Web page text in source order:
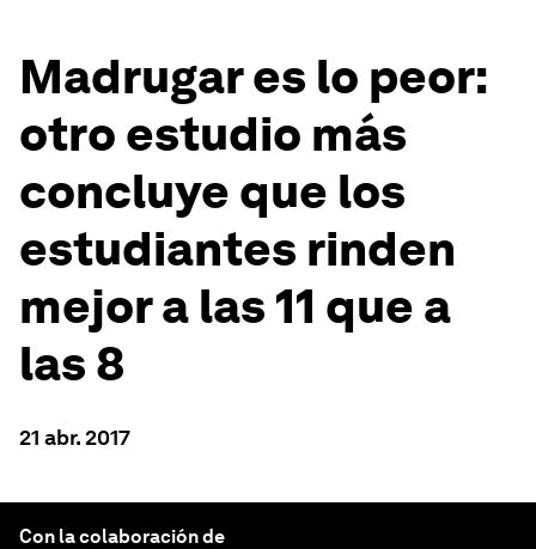
Madrugar es lo peor:
otro estudio más
concluye que los
estudiantes rinden
mejor a las 11 que a
las 8
21 abr. 2017
Con la colaboración de